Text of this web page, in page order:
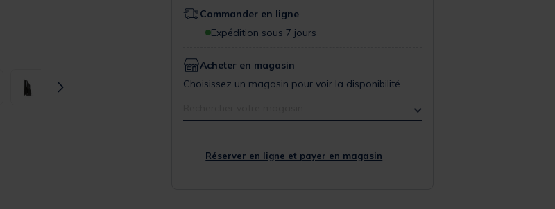
Commander en ligne
Expédition sous 7 jours
Acheter en magasin
Choisissez un magasin pour voir la disponibilité
Réserver en ligne et payer en magasin